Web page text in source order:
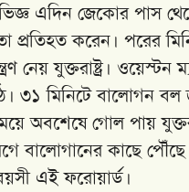
এদিন জেকোর পাস
প্রতিহত করেন। পরের
নেয় যুক্তরাষ্ট্র।
৩১ মিনিটে বালোগন বল
অবশেষে গোল পায়
বালোগানের কাছে
এই ফরোয়ার্ড।